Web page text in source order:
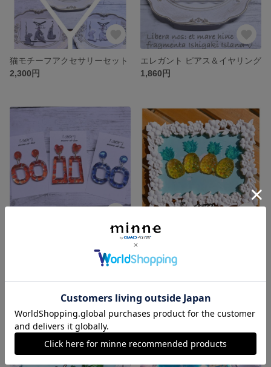
猫モチーフアクセサリーセット
2,300円
エレガント ピアス＆イヤリング
1,860円
琉球ガラス入りイヤリング＆ピアス
パイナップル 箸置き(再販×3)
SOLD OUT